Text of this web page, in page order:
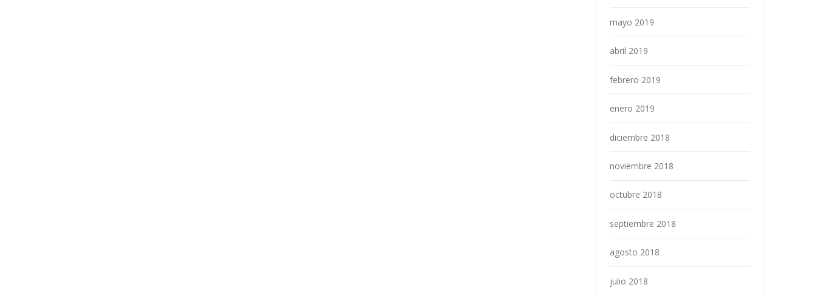
mayo 2019
abril 2019
febrero 2019
enero 2019
diciembre 2018
noviembre 2018
octubre 2018
septiembre 2018
agosto 2018
julio 2018